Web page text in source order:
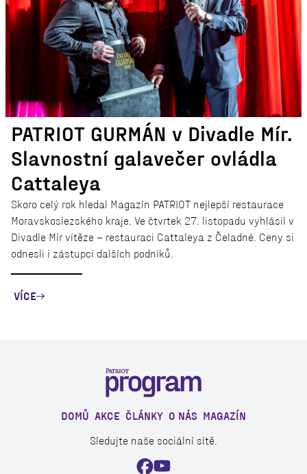
PATRIOT GURMÁN v Divadle Mír.
Slavnostní galavečer ovládla
Cattaleya
Skoro celý rok hledal Magazín PATRIOT nejlepší restaurace
Moravskoslezského kraje. Ve čtvrtek 27. listopadu vyhlásil v
Divadle Mír vítěze – restauraci Cattaleya z Čeladné. Ceny si
odnesli i zástupci dalších podniků.
VÍCE
DOMŮ AKCE ČLÁNKY O NÁS MAGAZÍN
Sledujte naše sociální sítě.